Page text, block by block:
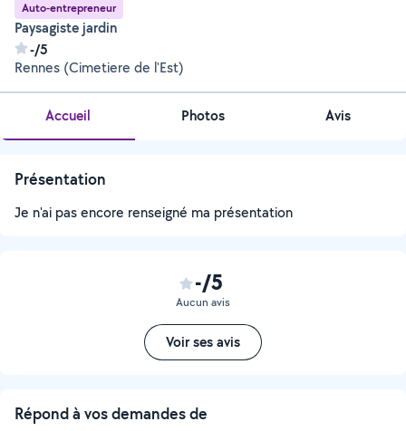
Auto-entrepreneur
Paysagiste jardin
-/5
Rennes (Cimetiere de l'Est)
Accueil Photos Avis
Présentation
Je n'ai pas encore renseigné ma présentation
-/5
Aucun avis
Voir ses avis
Répond à vos demandes de